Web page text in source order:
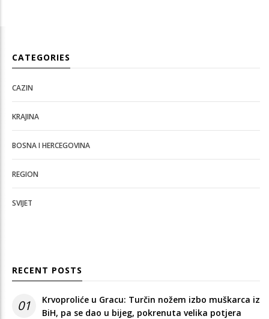
CATEGORIES
CAZIN
KRAJINA
BOSNA I HERCEGOVINA
REGION
SVIJET
RECENT POSTS
01
Krvoproliće u Gracu: Turčin nožem izbo muškarca iz
BiH, pa se dao u bijeg, pokrenuta velika potjera